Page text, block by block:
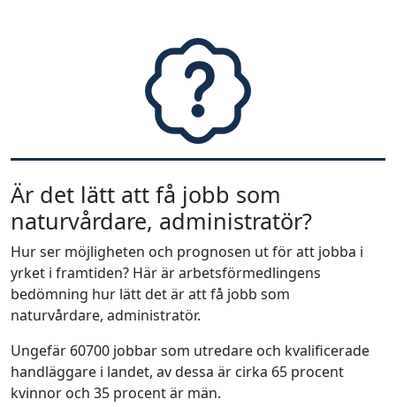
Är det lätt att få jobb som
naturvårdare, administratör?
Hur ser möjligheten och prognosen ut för att jobba i
yrket i framtiden? Här är arbetsförmedlingens
bedömning hur lätt det är att få jobb som
naturvårdare, administratör.
Ungefär 60700 jobbar som utredare och kvalificerade
handläggare i landet, av dessa är cirka 65 procent
kvinnor och 35 procent är män.